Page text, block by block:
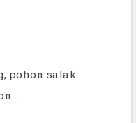
pohon salak.
....